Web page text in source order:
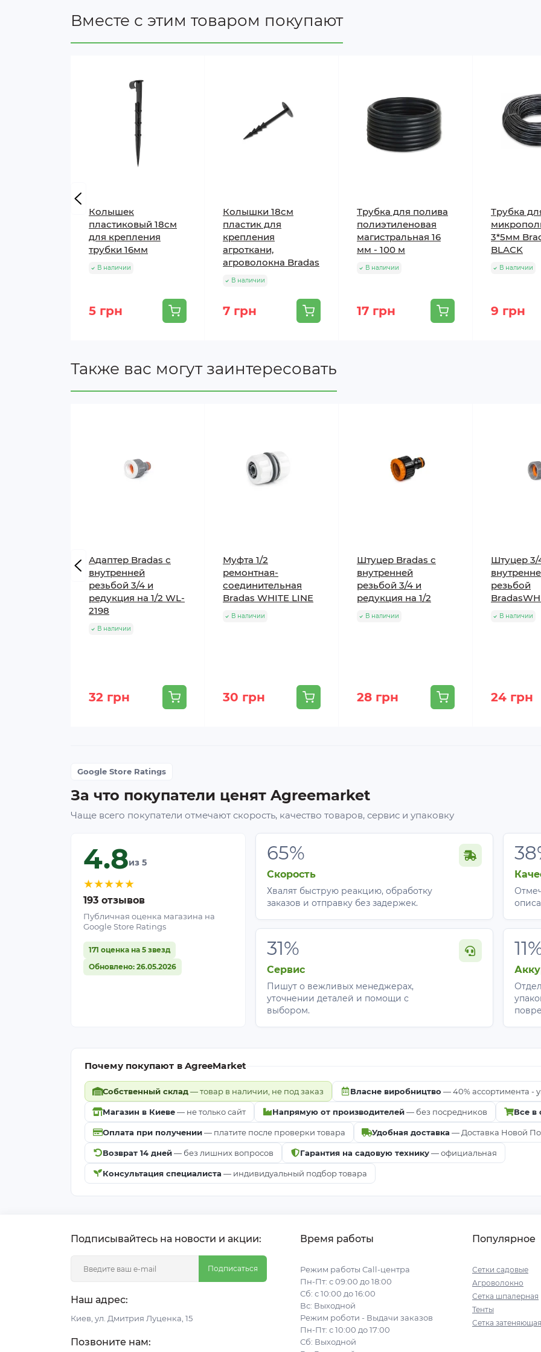
Вместе с этим товаром покупают
Колышек
пластиковый 18см
для крепления
трубки 16мм
В наличии
5 грн
Колышки 18cм
пластик для
крепления
агроткани,
агроволокна Bradas
В наличии
7 грн
Трубка для полива
полиэтиленовая
магистральная 16
мм - 100 м
В наличии
17 грн
Трубка
3*5мм
BLACK
В наличии
9 грн
Также вас могут заинтересовать
Адаптер Bradas с
внутренней
резьбой 3/4 и
редукция на 1/2 WL-
2198
В наличии
32 грн
Муфта 1/2
ремонтная-
соединительная
Bradas WHITE LINE
В наличии
30 грн
Штуцер Bradas с
внутренней
резьбой 3/4 и
редукция на 1/2
В наличии
28 грн
Штуцер 3/
резьбой
В наличии
24 грн
Google Store Ratings
За что покупатели ценят Agreemarket
Чаще всего покупатели отмечают скорость, качество товаров, сервис и упаковку
4.8из 5
★★★★★
193 отзывов
Публичная оценка магазина на
Google Store Ratings
171 оценка на 5 звезд
Обновлено: 26.05.2026
65%
Скорость
Хвалят быструю реакцию, обработку
заказов и отправку без задержек.
31%
Сервис
Пишут о вежливых менеджерах,
уточнении деталей и помощи с
выбором.
Почему покупают в AgreeMarket
Собственный склад— товар в наличии, не под заказ Власне виробництво — 40% ассортимента -
Магазин в Киеве— не только сайт Напрямую от производителей— без посредников Все в
Оплата при получении— платите после проверки товара Удобная доставка — Доставка Новой
Возврат 14 дней— без лишних вопросов Гарантия на садовую технику— официальная
Консультация специалиста — индивидуальный подбор товара
Подписывайтесь на новости и акции:
Подписаться
Наш адрес:
Киeв, ул. Дмитрия Луценка, 15
Позвоните нам:
Время работы
Режим работы Call-центра
Пн-Пт: с 09:00 до 18:00
Сб: с 10:00 до 16:00
Вс: Выходной
Режим роботи - Выдачи заказов
Пн-Пт: с 10:00 до 17:00
Сб: Выходной
Популярное
Сетки садовые
Агроволокно
Сетка шпалерная
Тенты
Сетка затеняющая